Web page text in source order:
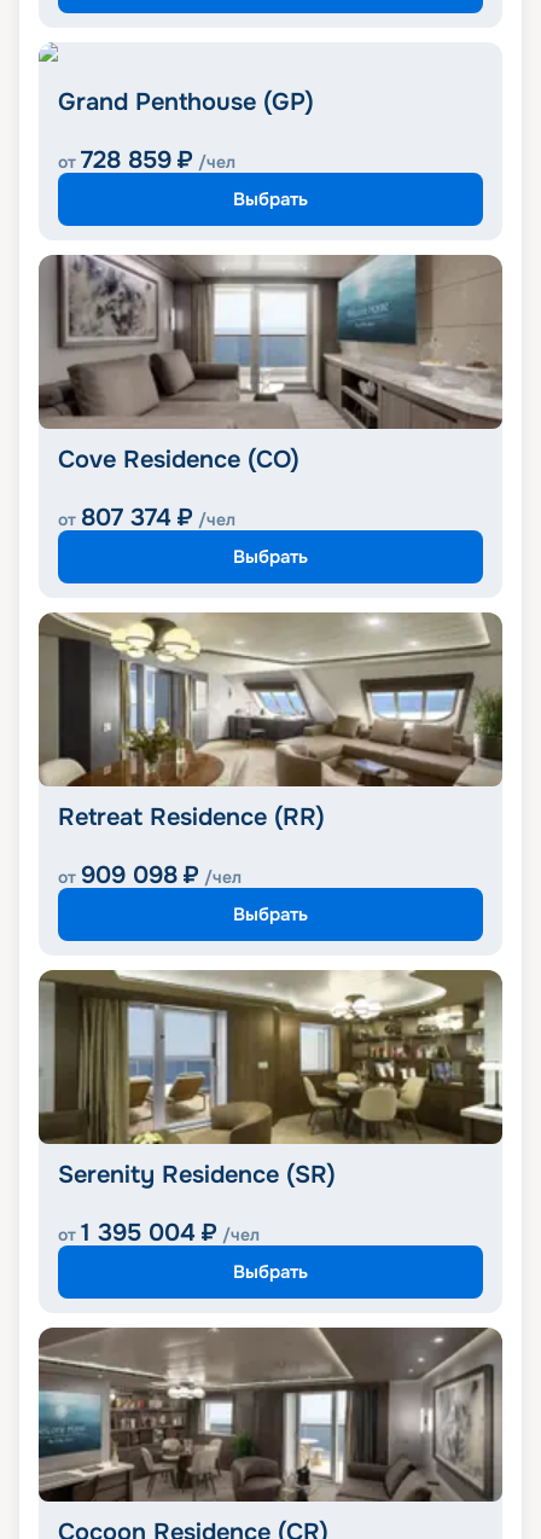
Grand Penthouse (GP)
от 728 859 ₽ /чел
Выбрать
Cove Residence (CO)
от 807 374 ₽ /чел
Выбрать
Retreat Residence (RR)
от 909 098 ₽ /чел
Выбрать
Serenity Residence (SR)
от 1 395 004 ₽ /чел
Выбрать
Cocoon Residence (CR)